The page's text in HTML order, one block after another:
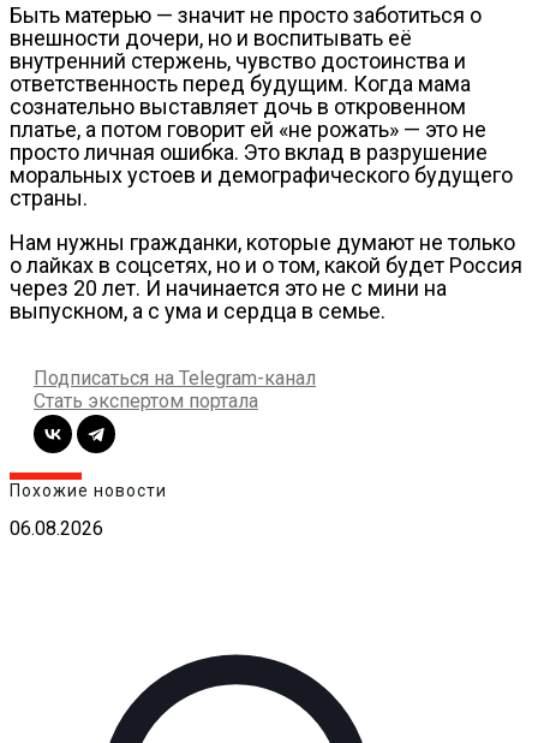
Быть матерью — значит не просто заботиться о
внешности дочери, но и воспитывать её
внутренний стержень, чувство достоинства и
ответственность перед будущим. Когда мама
сознательно выставляет дочь в откровенном
платье, а потом говорит ей «не рожать» — это не
просто личная ошибка. Это вклад в разрушение
моральных устоев и демографического будущего
страны.
Нам нужны гражданки, которые думают не только
о лайках в соцсетях, но и о том, какой будет Россия
через 20 лет. И начинается это не с мини на
выпускном, а с ума и сердца в семье.
Подписаться на Telegram-канал
Стать экспертом портала
Похожие новости
06.08.2026